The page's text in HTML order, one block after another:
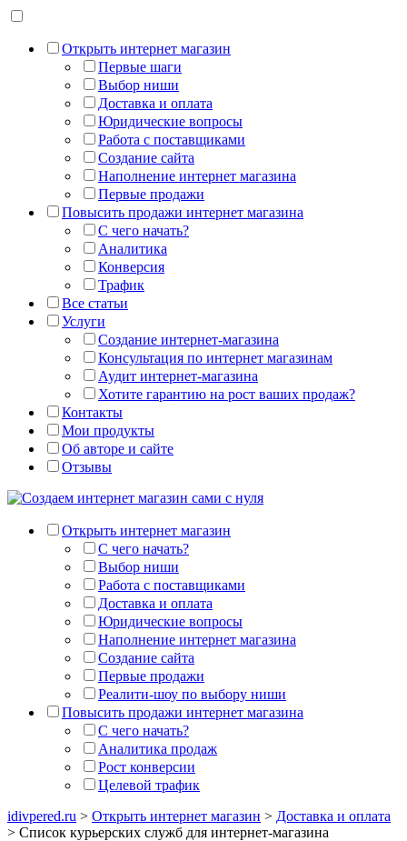
Открыть интернет магазин
Первые шаги
Выбор ниши
Доставка и оплата
Юридические вопросы
Работа с поставщиками
Создание сайта
Наполнение интернет магазина
Первые продажи
Повысить продажи интернет магазина
С чего начать?
Аналитика
Конверсия
Трафик
Все статьи
Услуги
Создание интернет-магазина
Консультация по интернет магазинам
Аудит интернет-магазина
Хотите гарантию на рост ваших продаж?
Контакты
Мои продукты
Об авторе и сайте
Отзывы
Открыть интернет магазин
С чего начать?
Выбор ниши
Работа с поставщиками
Доставка и оплата
Юридические вопросы
Наполнение интернет магазина
Создание сайта
Первые продажи
Реалити-шоу по выбору ниши
Повысить продажи интернет магазина
С чего начать?
Аналитика продаж
Рост конверсии
Целевой трафик
idivpered.ru > Открыть интернет магазин > Доставка и оплата
> Список курьерских служб для интернет-магазина